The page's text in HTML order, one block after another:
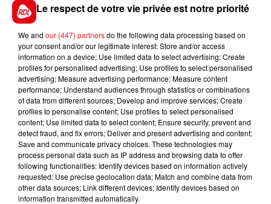
Un périmètre de sécurité a été mis en place.
L'opération cause également des ralentissements sur
l’A16.
FIL D'ACTUS
Le respect de votre vie privée est notre priorité
We and our (447) partnersdo the following data processing based on
your consent and/or our legitimate interest: Store and/or access
information on a device; Use limited data to select advertising; Create
profiles for personalised advertising; Use profiles to select personalised
advertising; Measure advertising performance; Measure content
performance; Understand audiences through statistics or combinations
of data from different sources; Develop and improve services; Create
profiles to personalise content; Use profiles to select personalised
content; Use limited data to select content; Ensure security, prevent and
detect fraud, and fix errors; Deliver and present advertising and content;
Save and communicate privacy choices. These technologies may
process personal data such as IP address and browsing data to offer
following functionalities: Identify devices based on information actively
requested; Use precise geolocation data; Match and combine data from
other data sources; Link different devices; Identify devices based on
information transmitted automatically.